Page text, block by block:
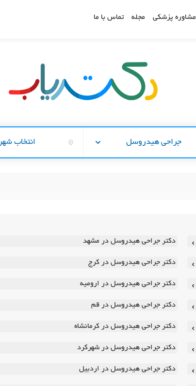
مشاوره پزشکی مجله تماس با ما
جراحی هیدروسل انتخاب شهر
دکتر جراحی هیدروسل در مشهد
دکتر جراحی هیدروسل در کرج
دکتر جراحی هیدروسل در ارومیه
دکتر جراحی هیدروسل در قم
دکتر جراحی هیدروسل در کرمانشاه
دکتر جراحی هیدروسل در شهرکرد
دکتر جراحی هیدروسل در اردبیل